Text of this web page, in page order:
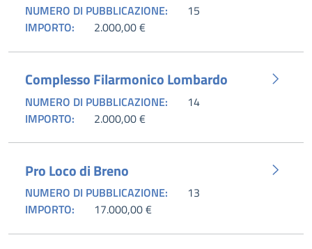
NUMERO DI PUBBLICAZIONE:
15
IMPORTO:
2.000,00 €
Complesso Filarmonico Lombardo
NUMERO DI PUBBLICAZIONE:
14
IMPORTO:
2.000,00 €
Pro Loco di Breno
NUMERO DI PUBBLICAZIONE:
13
IMPORTO:
17.000,00 €